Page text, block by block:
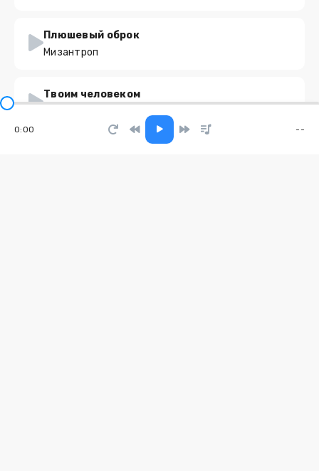
Плюшевый оброк
Мизантроп
Твоим человеком
0:00 --